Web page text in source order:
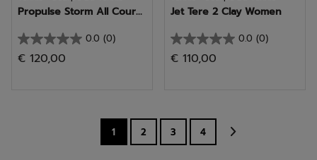
Propulse Storm All Cour...
0.0 (0)
0.0
su
€ 120,00
Jet Tere 2 Clay Women
0.0 (0)
0.0
su
€ 110,00
1 2 3 4